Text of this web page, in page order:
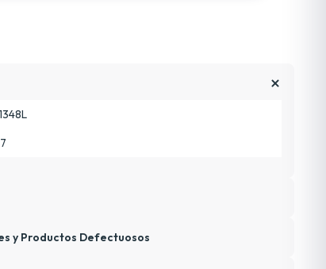
y Productos Defectuosos